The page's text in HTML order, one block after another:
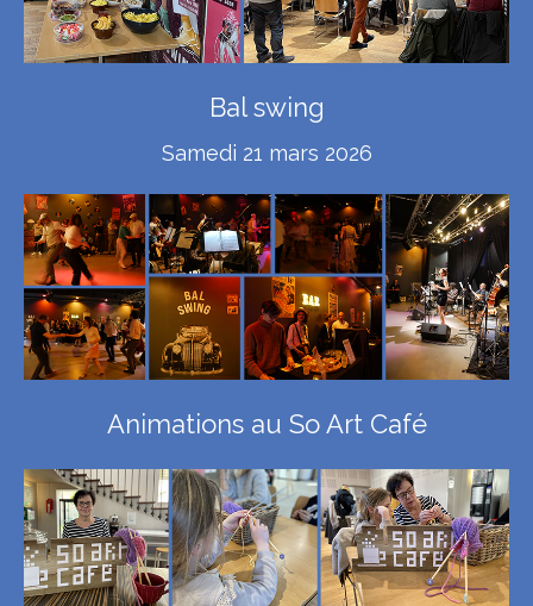
Bal swing
Samedi 21 mars 2026
Animations au So Art Café